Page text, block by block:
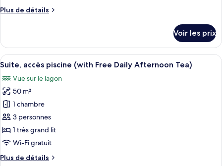
chambre :
océan
Plus de détails
Plus
le
type
de
Suite,
vue
océan
Voir les prix
Afficher
toutes
les
photos
pour
ce
type
de
chambre :
Suite,
Une chambre avec un lit, une table
13
Suite, accès piscine (with Free Daily Afternoon Tea)
Vue sur le lagon
50 m²
1 chambre
3 personnes
1 très grand lit
Wi-Fi gratuit
Plus de détails
Plus